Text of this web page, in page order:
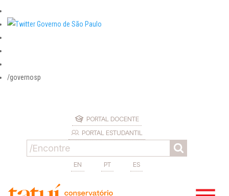
/governosp
PORTAL DOCENTE
PORTAL ESTUDANTIL
EN PT ES